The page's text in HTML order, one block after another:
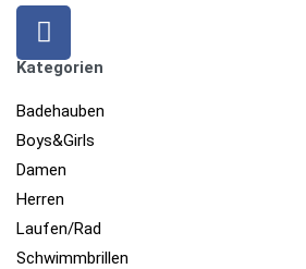
Kategorien
Badehauben
Boys&Girls
Damen
Herren
Laufen/Rad
Schwimmbrillen